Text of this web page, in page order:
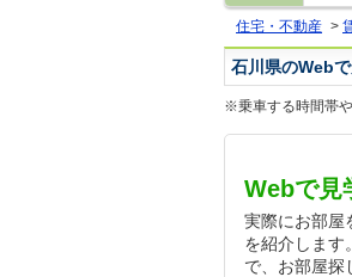
住宅・不動産 >
石川県のWeb
※乗車する時間帯
Webで見
実際にお部屋
を紹介します
で、お部屋探